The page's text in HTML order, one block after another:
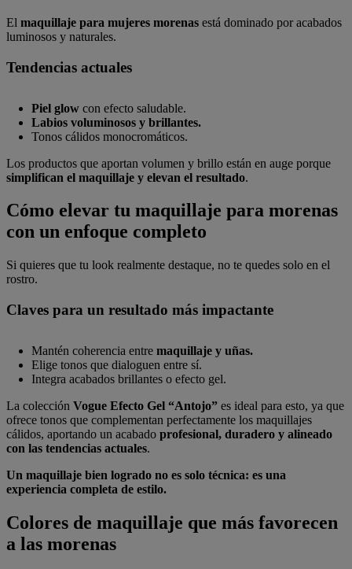
El maquillaje para mujeres morenas está dominado por acabados
luminosos y naturales.
Tendencias actuales
Piel glow con efecto saludable.
Labios voluminosos y brillantes.
Tonos cálidos monocromáticos.
Los productos que aportan volumen y brillo están en auge porque
simplifican el maquillaje y elevan el resultado.
Cómo elevar tu maquillaje para morenas
con un enfoque completo
Si quieres que tu look realmente destaque, no te quedes solo en el
rostro.
Claves para un resultado más impactante
Mantén coherencia entre maquillaje y uñas.
Elige tonos que dialoguen entre sí.
Integra acabados brillantes o efecto gel.
La colección Vogue Efecto Gel “Antojo” es ideal para esto, ya que
ofrece tonos que complementan perfectamente los maquillajes
cálidos, aportando un acabado profesional, duradero y alineado
con las tendencias actuales.
Un maquillaje bien logrado no es solo técnica: es una
experiencia completa de estilo.
Colores de maquillaje que más favorecen
a las morenas